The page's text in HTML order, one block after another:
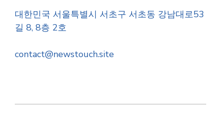
대한민국 서울특별시 서초구 서초동 강남대로53
길 8, 8층 2호
contact@newstouch.site